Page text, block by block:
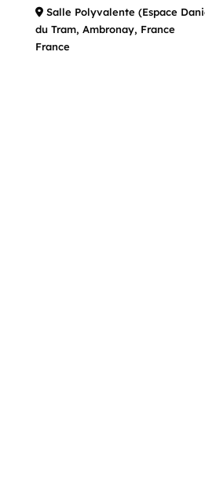
Salle Polyvalente (Espace
du Tram, Ambronay, France
France